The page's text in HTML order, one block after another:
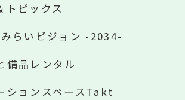
トピックス
らいビジョン -2034-
備品レンタル
ションスペースTakt